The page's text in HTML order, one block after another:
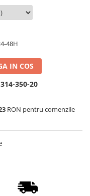
48H
IN COS
350-20
RON pentru comenzile